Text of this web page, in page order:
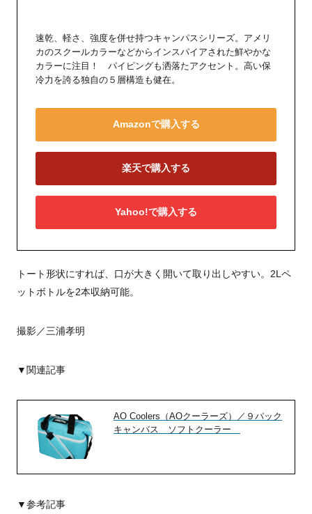
速乾、軽さ、強度を併せ持つキャンパスシリーズ。アメリ
カのスクールカラーなどからインスパイアされた鮮やかな
カラーに注目！ パイピングも洒落たアクセント。高い保
冷力を誇る独自の５層構造も健在。
Amazonで購入する
楽天で購入する
Yahoo!で購入する
トート形状にすれば、口が大きく開いて取り出しやすい。2Lペ
ットボトルを2本収納可能。
撮影／三浦孝明
▼関連記事
AO Coolers（AOクーラーズ）／９パック
キャンバス ソフトクーラー
▼参考記事